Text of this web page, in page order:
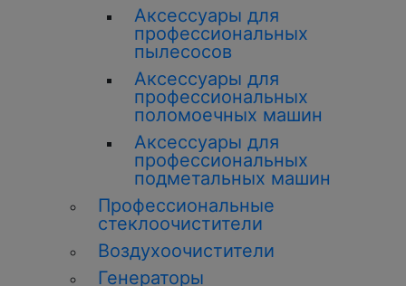
Аксессуары для
профессиональных
пылесосов
Аксессуары для
профессиональных
поломоечных машин
Аксессуары для
профессиональных
подметальных машин
Профессиональные
стеклоочистители
Воздухоочистители
Генераторы